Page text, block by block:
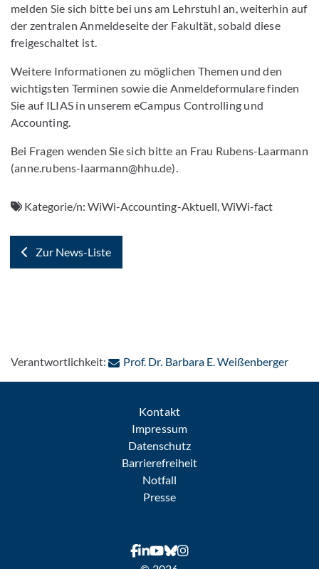
melden Sie sich bitte bei uns am Lehrstuhl an, weiterhin auf
der zentralen Anmeldeseite der Fakultät, sobald diese
freigeschaltet ist.
Weitere Informationen zu möglichen Themen und den
wichtigsten Terminen sowie die Anmeldeformulare finden
Sie auf ILIAS in unserem eCampus Controlling und
Accounting.
Bei Fragen wenden Sie sich bitte an Frau Rubens-Laarmann
(anne.rubens-laarmann@hhu.de).
Kategorie/n:WiWi-Accounting-Aktuell, WiWi-fact
Zur News-Liste
Verantwortlichkeit: Prof. Dr. Barbara E. Weißenberger: Per
Kontakt
Impressum
Datenschutz
Barrierefreiheit
Notfall
Presse